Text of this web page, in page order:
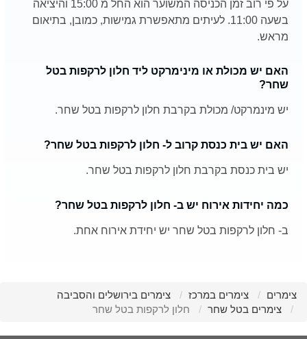
על פי רוב זמן הכניסה המשוער הוא החל מ 15:00 והיציאה
בשעה 11:00. לעיתים מתאפשרת גמישות, כמובן, בתיאום
מראש.
האם יש מכולת או מינימרקט ליד חלון לרקפות בטל
שחר?
יש מינמרקט/ מכולת בקרבת חלון לרקפות בטל שחר.
האם יש בית כנסת קרוב ל- חלון לרקפות בטל שחר?
יש בית כנסת בקרבת חלון לרקפות בטל שחר.
כמה יחידות אירוח יש ב- חלון לרקפות בטל שחר?
ב- חלון לרקפות בטל שחר יש יחידת אירוח אחת.
צימרים צימרים במרכז
צימרים בירושלים והסביבה
צימרים בטל שחר
חלון לרקפות בטל שחר